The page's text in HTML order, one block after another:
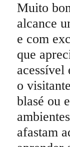
Muito
alcance
e com
que
acessível
o
blasé ou
afastam